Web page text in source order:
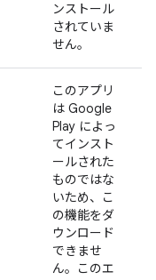
ンストール
されていま
せん。
このアプリ
は Google
Play によっ
てインスト
ールされた
ものではな
いため、こ
の機能をダ
ウンロード
できませ
ん。このエ